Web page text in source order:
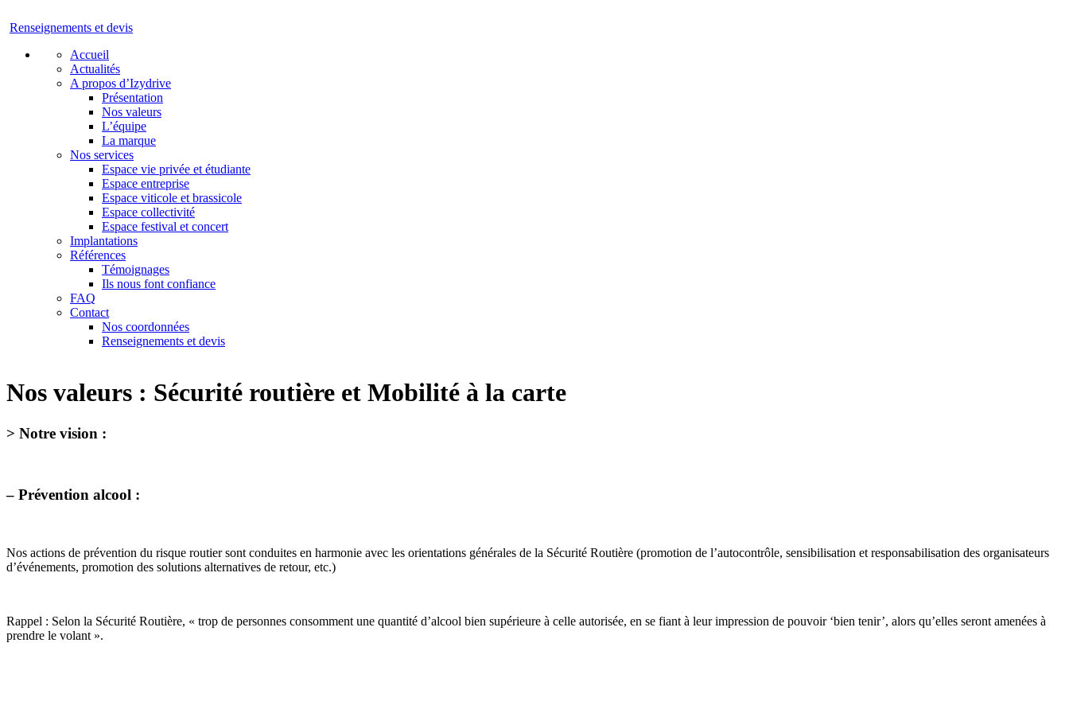
Renseignements et devis
Accueil
Actualités
A propos d’Izydrive
Présentation
Nos valeurs
L’équipe
La marque
Nos services
Espace vie privée et étudiante
Espace entreprise
Espace viticole et brassicole
Espace collectivité
Espace festival et concert
Implantations
Références
Témoignages
Ils nous font confiance
FAQ
Contact
Nos coordonnées
Renseignements et devis
Nos valeurs : Sécurité routière et Mobilité à la carte
> Notre vision :
– Prévention alcool :
Nos actions de prévention du risque routier sont conduites en harmonie avec les orientations générales de la Sécurité Routière (promotion de l’autocontrôle, sensibilisation et responsabilisation des organisateurs
d’événements, promotion des solutions alternatives de retour, etc.)
Rappel : Selon la Sécurité Routière, « trop de personnes consomment une quantité d’alcool bien supérieure à celle autorisée, en se fiant à leur impression de pouvoir ‘bien tenir’, alors qu’elles seront amenées à
prendre le volant ».